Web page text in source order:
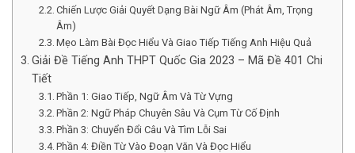
Chiến Lược Giải Quyết Dạng Bài Ngữ Âm (Phát Âm, Trọng
Âm)
Mẹo Làm Bài Đọc Hiểu Và Giao Tiếp Tiếng Anh Hiệu Quả
Giải Đề Tiếng Anh THPT Quốc Gia 2023 – Mã Đề 401 Chi
Tiết
Phần 1: Giao Tiếp, Ngữ Âm Và Từ Vựng
Phần 2: Ngữ Pháp Chuyên Sâu Và Cụm Từ Cố Định
Phần 3: Chuyển Đổi Câu Và Tìm Lỗi Sai
Phần 4: Điền Từ Vào Đoạn Văn Và Đọc Hiểu